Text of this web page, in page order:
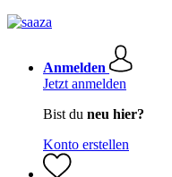
Anmelden
Jetzt anmelden
Bist du neu hier?
Konto erstellen